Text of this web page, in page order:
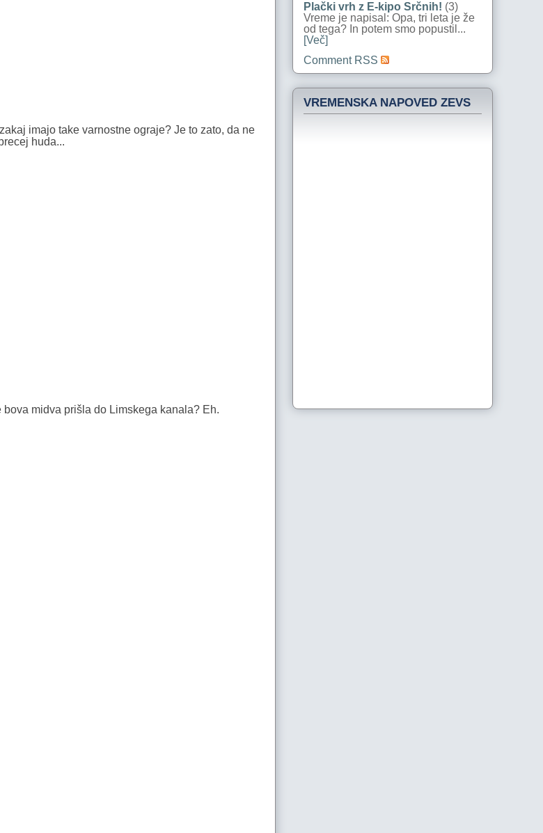
imajo take varnostne ograje? Je to zato, da ne
huda...
midva prišla do Limskega kanala? Eh.
Plački vrh z E-kipo Srčnih! (3)
Vreme je napisal: Opa, tri leta je že
od tega? In potem smo popustil...
[Več]
Comment RSS
VREMENSKA NAPOVED ZEVS